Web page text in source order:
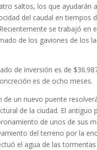
saltos, los que ayudarán a
del caudal en tiempos
se trabajó en
de los gaviones de los
de inversión es de
es de ocho meses.
de un nuevo puente
de la ciudad. El antiguo
de unos de sus
del terreno por la
el agua de las tormentas